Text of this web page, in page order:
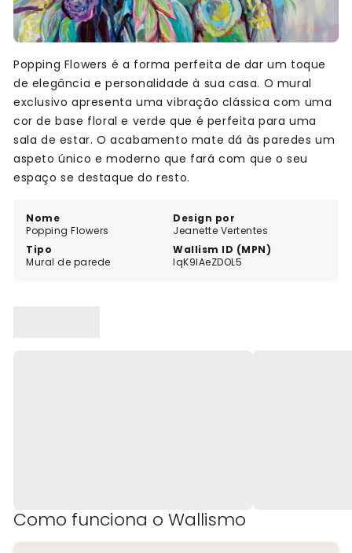
Nome
Popping Flowers
Design por
Jeanette Vertentes
Tipo
Mural de parede
Wallism ID (MPN)
lqK9lAeZDOL5
Popping Flowers é a forma perfeita de dar um toque
de elegância e personalidade à sua casa. O mural
exclusivo apresenta uma vibração clássica com uma
cor de base floral e verde que é perfeita para uma
sala de estar. O acabamento mate dá às paredes um
aspeto único e moderno que fará com que o seu
espaço se destaque do resto.
Como funciona o Wallismo